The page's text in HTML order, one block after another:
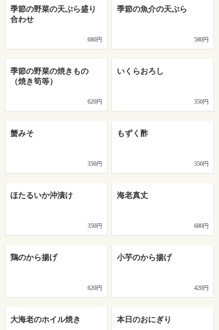
季節の野菜の天ぷら盛り
合わせ
680円
季節の魚介の天ぷら
580円
季節の野菜の焼きもの
（焼き筍等）
620円
いくらおろし
350円
蟹みそ
350円
もずく酢
350円
ほたるいか沖漬け
350円
海老真丈
680円
鶏のから揚げ
620円
小芋のから揚げ
420円
大海老のホイル焼き 本日のおにぎり